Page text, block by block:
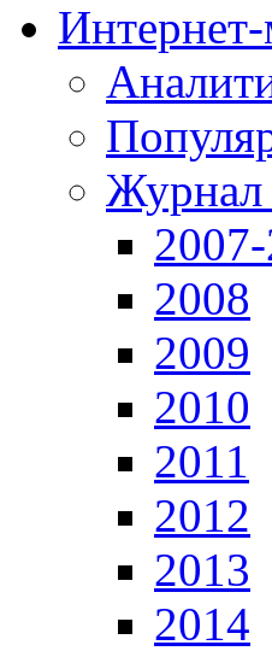
Интернет-
Журнал
2008
2009
2010
2011
2012
2013
2014